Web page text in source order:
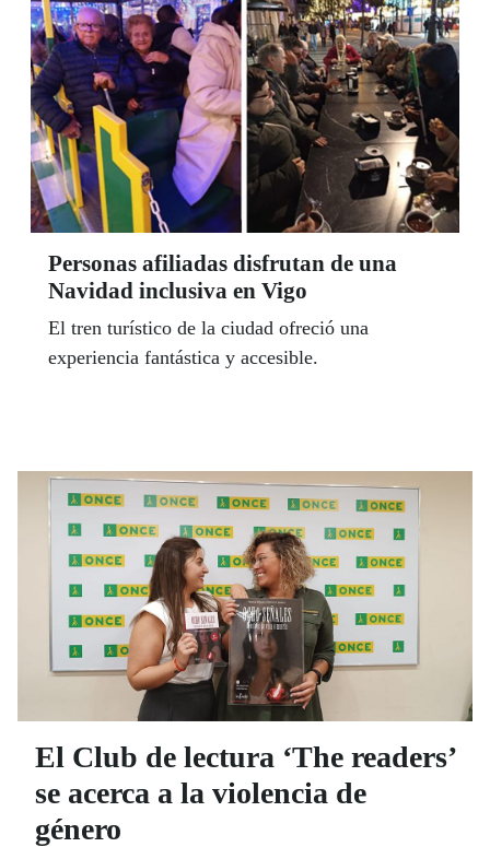
Personas afiliadas disfrutan de una
Navidad inclusiva en Vigo
El tren turístico de la ciudad ofreció una
experiencia fantástica y accesible.
El Club de lectura ‘The readers’
se acerca a la violencia de
género